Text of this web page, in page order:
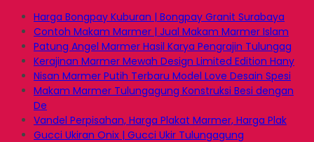
Harga Bongpay Kuburan | Bongpay Granit Surabaya
Contoh Makam Marmer | Jual Makam Marmer Islam
Patung Angel Marmer Hasil Karya Pengrajin Tulungag
Kerajinan Marmer Mewah Design Limited Edition Hany
Nisan Marmer Putih Terbaru Model Love Desain Spesi
Makam Marmer Tulungagung Konstruksi Besi dengan
De
Vandel Perpisahan, Harga Plakat Marmer, Harga Plak
Gucci Ukiran Onix | Gucci Ukir Tulungagung